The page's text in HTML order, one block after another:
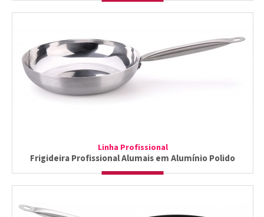
Linha Profissional
Frigideira Profissional Alumais em Alumínio Polido